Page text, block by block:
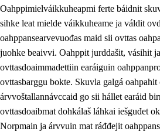
3.3 Ovttasbargu ruovttu ja skuvlla
3.4 Oahpahus oahppofitnodagas
3.5 Profešuvdnasearvevuohta ja
Oahppimielváikkuheapmi ferte báidnit
sihke leat mielde váikkuheame ja váldit
oahppansearvevuođas maid sii ovttas
juohke beaivvi. Oahppit jurddašit, vásihit
ovttasdoaimmadettiin earáiguin
ovttasbarggu bokte. Skuvla galgá
árvvoštallannávccaid go sii hállet earáid
ovttasdoaibmat dohkálaš láhkai iešguđet
Norpmain ja árvvuin mat ráđđejit